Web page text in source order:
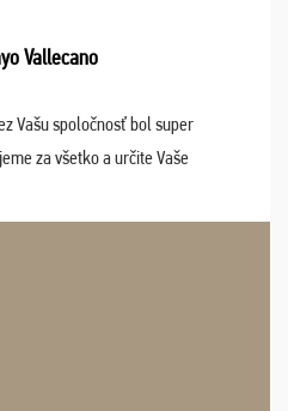
Vallecano
Vašu spoločnosť bol super
za všetko a určite Vaše